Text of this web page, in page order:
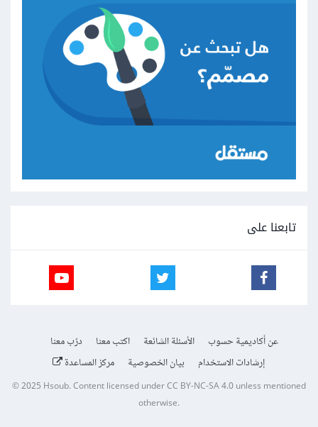
تابعنا على
عن أكاديمية حسوب الأسئلة الشائعة اكتب معنا
درّب معنا
إرشادات الاستخدام
بيان الخصوصية مركز المساعدة
© 2025Hsoub.Content licensed underCC BY-NC-SA 4.0unless mentioned
otherwise.